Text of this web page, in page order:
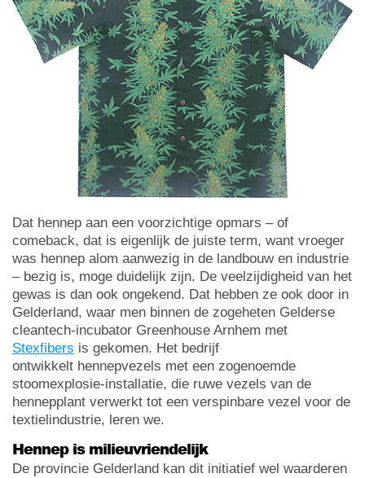
Dat hennep aan een voorzichtige opmars – of
comeback, dat is eigenlijk de juiste term, want vroeger
was hennep alom aanwezig in de landbouw en industrie
– bezig is, moge duidelijk zijn. De veelzijdigheid van het
gewas is dan ook ongekend. Dat hebben ze ook door in
Gelderland, waar men binnen de zogeheten Gelderse
cleantech-incubator Greenhouse Arnhem met
Stexfibers is gekomen. Het bedrijf
ontwikkelt hennepvezels met een zogenoemde
stoomexplosie-installatie, die ruwe vezels van de
hennepplant verwerkt tot een verspinbare vezel voor de
textielindustrie, leren we.
Hennep is milieuvriendelijk
De provincie Gelderland kan dit initiatief wel waarderen